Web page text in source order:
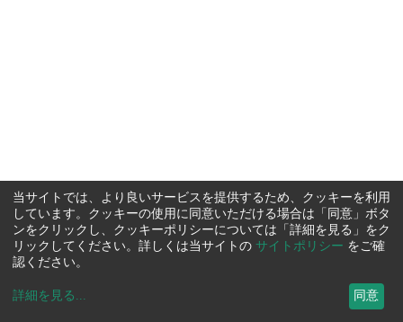
当サイトでは、より良いサービスを提供するため、クッキーを利用
しています。クッキーの使用に同意いただける場合は「同意」ボタ
ンをクリックし、クッキーポリシーについては「詳細を見る」をク
リックしてください。詳しくは当サイトの サイトポリシー をご確
認ください。
詳細を見る ... 同意